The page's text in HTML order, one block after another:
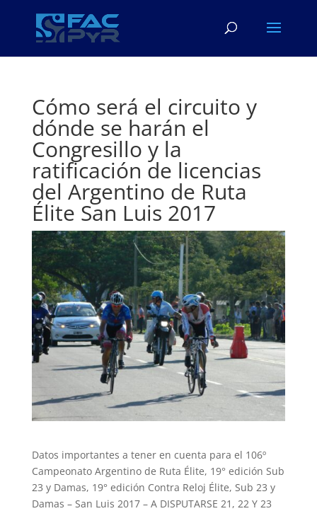
Cómo será el circuito y
dónde se harán el
Congresillo y la
ratificación de licencias
del Argentino de Ruta
Élite San Luis 2017
Datos importantes a tener en cuenta para el 106º
Campeonato Argentino de Ruta Élite, 19° edición Sub
23 y Damas, 19° edición Contra Reloj Élite, Sub 23 y
Damas – San Luis 2017 – A DISPUTARSE 21, 22 Y 23